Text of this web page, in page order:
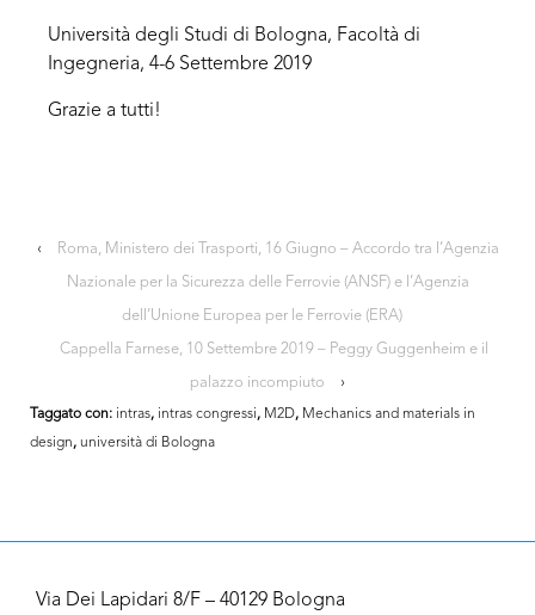
Università degli Studi di Bologna, Facoltà di
Ingegneria, 4-6 Settembre 2019
Grazie a tutti!
‹ Roma, Ministero dei Trasporti, 16 Giugno – Accordo tra l’Agenzia
Nazionale per la Sicurezza delle Ferrovie (ANSF) e l’Agenzia
dell’Unione Europea per le Ferrovie (ERA)
Cappella Farnese, 10 Settembre 2019 – Peggy Guggenheim e il
palazzo incompiuto ›
Taggato con: intras, intras congressi, M2D, Mechanics and materials in
design, università di Bologna
Via Dei Lapidari 8/F – 40129 Bologna